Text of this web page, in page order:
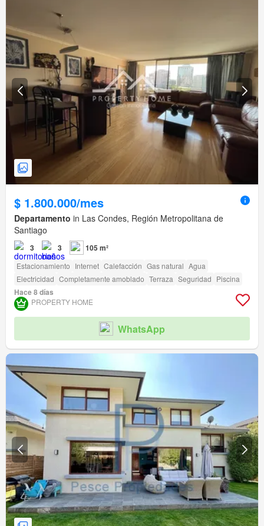
$ 1.800.000/mes
Departamento in Las Condes, Región Metropolitana de
Santiago
3 3 105 m²
Estacionamiento Internet Calefacción Gas natural Agua
Electricidad Completamente amoblado Terraza Seguridad Piscina
Hace 8 días
PROPERTY HOME
WhatsApp